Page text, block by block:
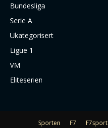
Bundesliga
Serie A
Ukategorisert
Ligue 1
VM
Eliteserien
Sporten F7 F7sport